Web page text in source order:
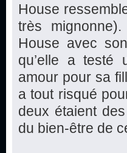
House
très
House avec
qu’elle a testé
amour pour sa
a tout risqué
deux étaient
du bien-être de